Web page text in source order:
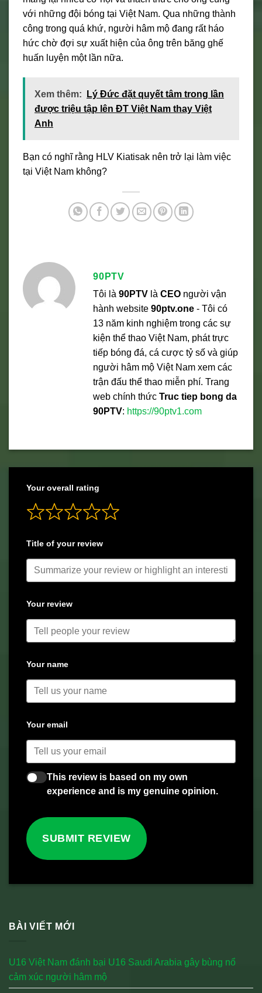
với những đội bóng tại Việt Nam. Qua những thành
công trong quá khứ, người hâm mộ đang rất háo
hức chờ đợi sự xuất hiện của ông trên băng ghế
huấn luyện một lần nữa.
Xem thêm:
Lý Đức đặt quyết tâm trong lần
được triệu tập lên ĐT Việt Nam thay Việt
Anh
Bạn có nghĩ rằng HLV Kiatisak nên trở lại làm việc
tại Việt Nam không?
90PTV
Tôi là 90PTV là CEO người vận
hành website 90ptv.one - Tôi có
13 năm kinh nghiệm trong các sự
kiện thể thao Việt Nam, phát trực
tiếp bóng đá, cá cược tỷ số và giúp
người hâm mộ Việt Nam xem các
trận đấu thể thao miễn phí. Trang
web chính thức Truc tiep bong da
90PTV: https://90ptv1.com
Your overall rating
Title of your review
Your review
Your name
Your email
This review is based on my own
experience and is my genuine opinion.
SUBMIT REVIEW
BÀI VIẾT MỚI
U16 Việt Nam đánh bại U16 Saudi Arabia gây bùng nổ
cảm xúc người hâm mộ